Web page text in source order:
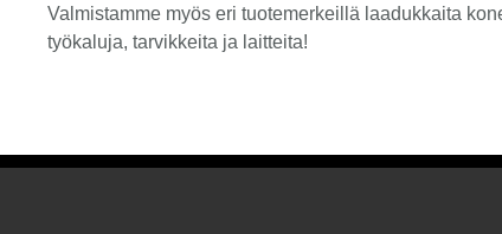
Valmistamme myös eri tuotemerkeillä laadukkaita
työkaluja, tarvikkeita ja laitteita!